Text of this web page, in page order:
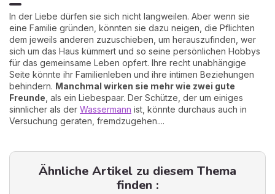
In der Liebe dürfen sie sich nicht langweilen. Aber wenn sie
eine Familie gründen, könnten sie dazu neigen, die Pflichten
dem jeweils anderen zuzuschieben, um herauszufinden, wer
sich um das Haus kümmert und so seine persönlichen Hobbys
für das gemeinsame Leben opfert. Ihre recht unabhängige
Seite könnte ihr Familienleben und ihre intimen Beziehungen
behindern. Manchmal wirken sie mehr wie zwei gute
Freunde , als ein Liebespaar. Der Schütze, der um einiges
sinnlicher als der Wassermann ist, könnte durchaus auch in
Versuchung geraten, fremdzugehen....
Ähnliche Artikel zu diesem Thema
finden :